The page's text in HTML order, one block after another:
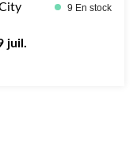
9 En stock
juil.